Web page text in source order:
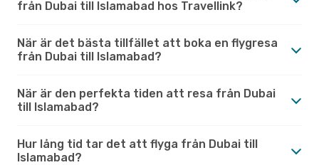
från Dubai till Islamabad hos Travellink?
När är det bästa tillfället att boka en flygresa
från Dubai till Islamabad?
När är den perfekta tiden att resa från Dubai
till Islamabad?
Hur lång tid tar det att flyga från Dubai till
Islamabad?